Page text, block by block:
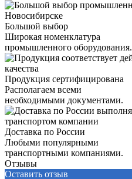
Большой выбор
Широкая номенклатура
промышленного оборудования.
Продукция сертифицирована
Располагаем всеми
необходимыми документами.
Доставка по России
Любыми популярными
транспортными компаниями.
Отзывы
Оставить отзыв